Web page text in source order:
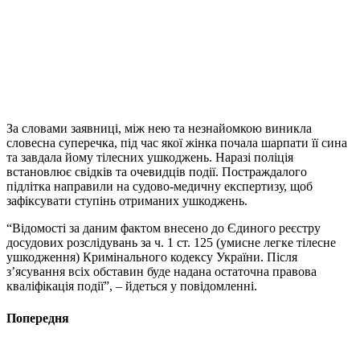
За словами заявниці, між нею та незнайомкою виникла
словесна суперечка, під час якої жінка почала шарпати її сина
та завдала йому тілесних ушкоджень. Наразі поліція
встановлює свідків та очевидців події. Постраждалого
підлітка направили на судово-медичну експертизу, щоб
зафіксувати ступінь отриманих ушкоджень.
“Відомості за даним фактом внесено до Єдиного реєстру
досудових розслідувань за ч. 1 ст. 125 (умисне легке тілесне
ушкодження) Кримінального кодексу України. Після
з’ясування всіх обставин буде надана остаточна правова
кваліфікація події”, – йдеться у повідомленні.
Попередня